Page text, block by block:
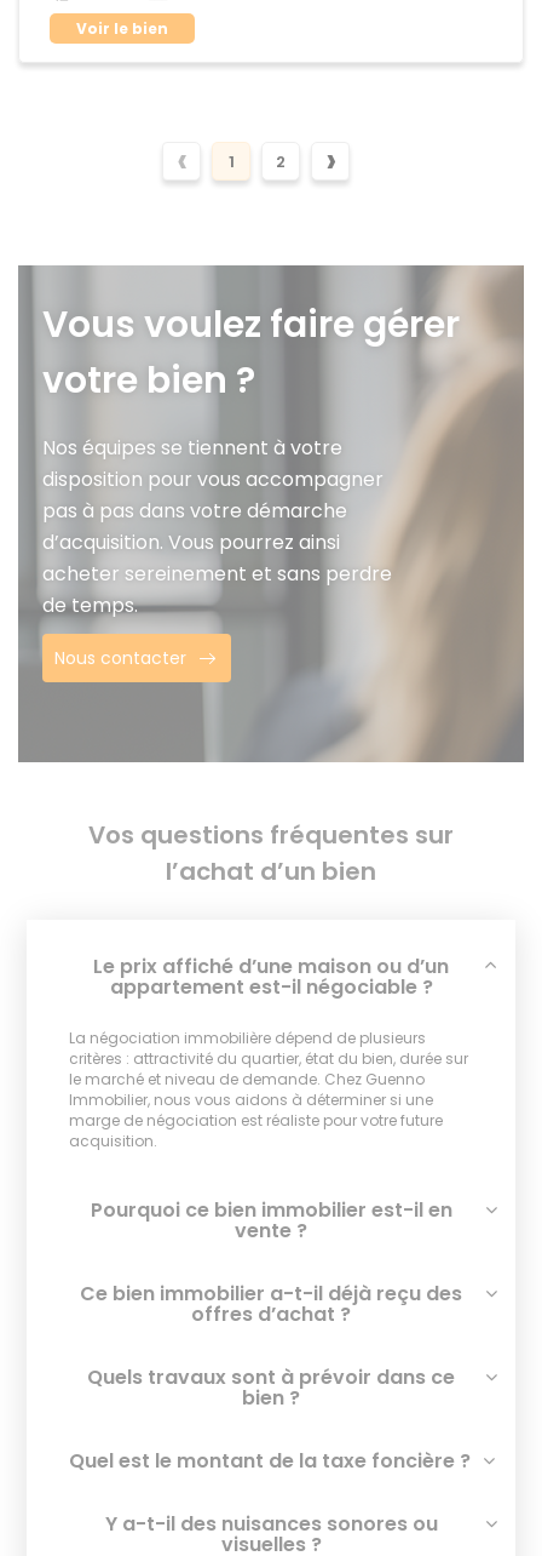
Voir le bien
‹ 1 2 ›
Vous voulez faire gérer
votre bien ?
Nos équipes se tiennent à votre
disposition pour vous accompagner
pas à pas dans votre démarche
d’acquisition. Vous pourrez ainsi
acheter sereinement et sans perdre
de temps.
Nous contacter
Vos questions fréquentes sur
l’achat d’un bien
Le prix affiché d’une maison ou d’un
appartement est-il négociable ?
La négociation immobilière dépend de plusieurs
critères : attractivité du quartier, état du bien, durée sur
le marché et niveau de demande. Chez Guenno
Immobilier, nous vous aidons à déterminer si une
marge de négociation est réaliste pour votre future
acquisition.
Pourquoi ce bien immobilier est-il en
vente ?
Ce bien immobilier a-t-il déjà reçu des
offres d’achat ?
Quels travaux sont à prévoir dans ce
bien ?
Quel est le montant de la taxe foncière ?
Y a-t-il des nuisances sonores ou
visuelles ?